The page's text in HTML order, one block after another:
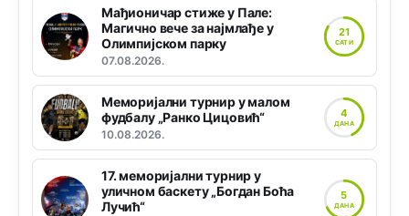
Мађионичар стиже у Пале:
Магично вече за најмлађе у
Олимпијском парку
07.08.2026.
21
САТИ
Меморијални турнир у малом
фудбалу „Ранко Цицовић“
10.08.2026.
4
ДАНА
17. меморијални турнир у
уличном баскету „Богдан Боћа
Лучић“
5
ДАНА